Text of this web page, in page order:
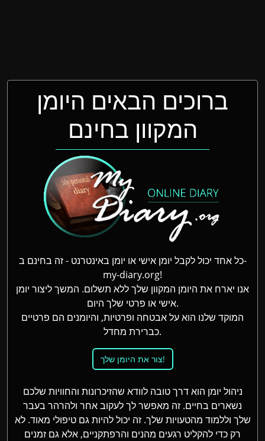
ברוכים הבאים היומן
המקוון בחינם
כל אחד יכול לקבל יומן אישי או יומן באינטרנט - זה בחינם ב-
my-diary.org!
אנו יארח את היומן המקוון שלך ללא תשלום. המשך ליצור יומן
אישי או פרטי שלך היום.
המוקד שלנו הוא על אבטחה ופרטיות, והיומנים הם פרטיים
כברירת מחדל.
צור את היומן שלך!
ניהול יומן הוא דרך טובה לוודא שהזיכרונות והחוויות שלכם
נשארים בחיים. זה מאפשר לך לעקוב אחר ולהרהר בעבר
שלך וללמוד מהטעויות שלך. זה יכול להיות גם טיפולי מאוד. לא
רק כדי להקליט רגעים מהנים והרפתקניים, אלא גם זמנים